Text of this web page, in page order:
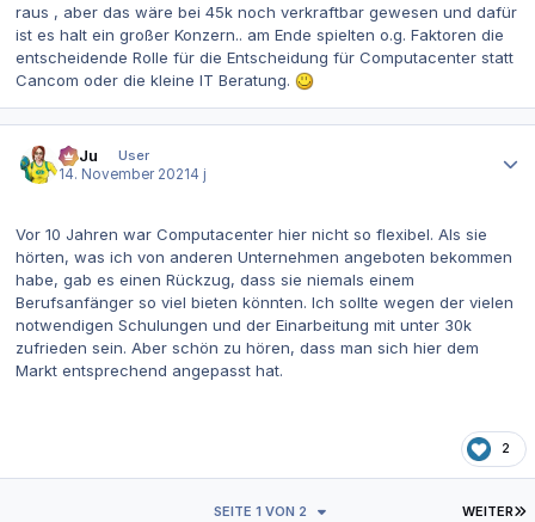
raus , aber das wäre bei 45k noch verkraftbar gewesen und dafür
ist es halt ein großer Konzern.. am Ende spielten o.g. Faktoren die
entscheidende Rolle für die Entscheidung für Computacenter statt
Cancom oder die kleine IT Beratung.
SaJu
User
14. November 2021 4 j
Vor 10 Jahren war Computacenter hier nicht so flexibel. Als sie
hörten, was ich von anderen Unternehmen angeboten bekommen
habe, gab es einen Rückzug, dass sie niemals einem
Berufsanfänger so viel bieten könnten. Ich sollte wegen der vielen
notwendigen Schulungen und der Einarbeitung mit unter 30k
zufrieden sein. Aber schön zu hören, dass man sich hier dem
Markt entsprechend angepasst hat.
2
WEITER
SEITE 1 VON 2